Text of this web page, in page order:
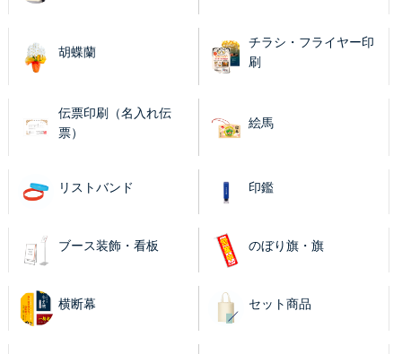
胡蝶蘭
チラシ・フライヤー印
刷
伝票印刷（名入れ伝
票）
絵馬
リストバンド 印鑑
ブース装飾・看板 のぼり旗・旗
横断幕 セット商品